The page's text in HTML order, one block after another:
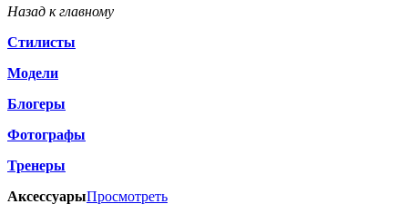
Назад к главному
Стилисты
Модели
Блогеры
Фотографы
Тренеры
АксессуарыПросмотреть